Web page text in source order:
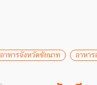
อาหารจังหวัดชัยนาท อาหา